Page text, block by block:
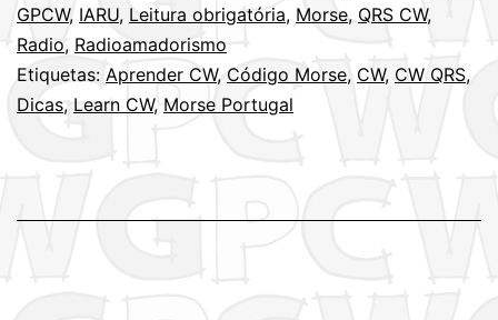
CW!
GPCW, IARU, Leitura obrigatória, Morse, QRS CW,
Radio, Radioamadorismo
Etiquetas: Aprender CW, Código Morse, CW, CW QRS,
Dicas, Learn CW, Morse Portugal